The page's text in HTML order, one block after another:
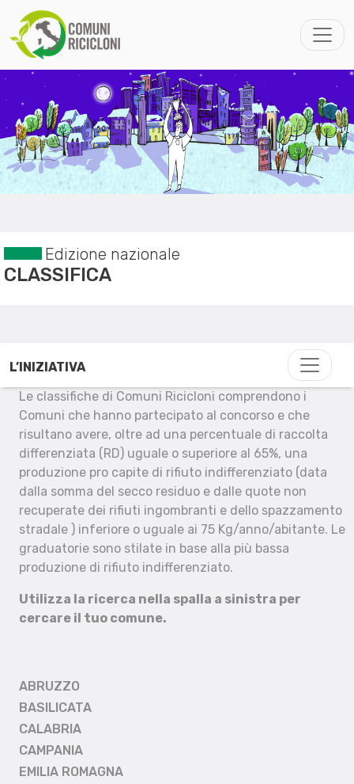
Edizione nazionale
CLASSIFICA
L’INIZIATIVA
Le classifiche di Comuni Ricicloni comprendono i
Comuni che hanno partecipato al concorso e che
risultano avere, oltre ad una percentuale di raccolta
differenziata (RD) uguale o superiore al 65%, una
produzione pro capite di rifiuto indifferenziato (data
dalla somma del secco residuo e dalle quote non
recuperate dei rifiuti ingombranti e dello spazzamento
stradale ) inferiore o uguale ai 75 Kg/anno/abitante. Le
graduatorie sono stilate in base alla più bassa
produzione di rifiuto indifferenziato.
Utilizza la ricerca nella spalla a sinistra per
cercare il tuo comune.
ABRUZZO
BASILICATA
CALABRIA
CAMPANIA
EMILIA ROMAGNA